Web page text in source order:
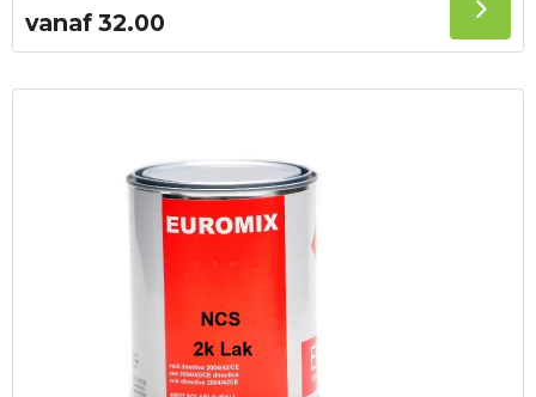
vanaf 32.00